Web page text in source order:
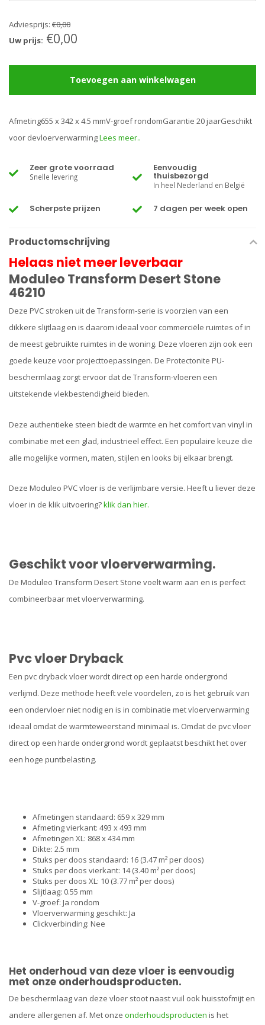
Adviesprijs: €0,00
Uw prijs: €0,00
Toevoegen aan winkelwagen
Afmeting655 x 342 x 4.5 mmV-groef rondomGarantie 20 jaarGeschikt
voor devloerverwarmingLees meer..
Zeer grote voorraad
Snelle levering
Eenvoudig
thuisbezorgd
In heel Nederland en België
Scherpste prijzen 7 dagen per week open
Productomschrijving
Helaas niet meer leverbaar
Moduleo Transform Desert Stone
46210
Deze PVC stroken uit de Transform-serie is voorzien van een
dikkere slijtlaag en is daarom ideaal voor commerciële ruimtes of in
de meest gebruikte ruimtes in de woning. Deze vloeren zijn ook een
goede keuze voor projecttoepassingen. De Protectonite PU-
beschermlaag zorgt ervoor dat de Transform-vloeren een
uitstekende vlekbestendigheid bieden.
Deze authentieke steen biedt de warmte en het comfort van vinyl in
combinatie met een glad, industrieel effect. Een populaire keuze die
alle mogelijke vormen, maten, stijlen en looks bij elkaar brengt.
Deze Moduleo PVC vloer is de verlijmbare versie. Heeft u liever deze
vloer in de klik uitvoering?klik dan hier.
Geschikt voor vloerverwarming.
De Moduleo Transform Desert Stone voelt warm aan en is perfect
combineerbaar met vloerverwarming.
Pvc vloer Dryback
Een pvc dryback vloer wordt direct op een harde ondergrond
verlijmd. Deze methode heeft vele voordelen, zo is het gebruik van
een ondervloer niet nodig en is in combinatie met vloerverwarming
ideaal omdat de warmteweerstand minimaal is. Omdat de pvc vloer
direct op een harde ondergrond wordt geplaatst beschikt het over
een hoge puntbelasting.
Afmetingen standaard: 659 x 329 mm
Afmeting vierkant: 493 x 493 mm
Afmetingen XL: 868 x 434 mm
Dikte: 2.5 mm
Stuks per doos standaard: 16 (3.47 m² per doos)
Stuks per doos vierkant: 14 (3.40 m² per doos)
Stuks per doos XL: 10 (3.77 m² per doos)
Slijtlaag: 0.55 mm
V-groef: Ja rondom
Vloerverwarming geschikt: Ja
Clickverbinding: Nee
Het onderhoud van deze vloer is eenvoudig
met onze onderhoudsproducten.
De beschermlaag van deze vloer stoot naast vuil ook huisstofmijt en
andere allergenen af. Met onze onderhoudsproducten is het